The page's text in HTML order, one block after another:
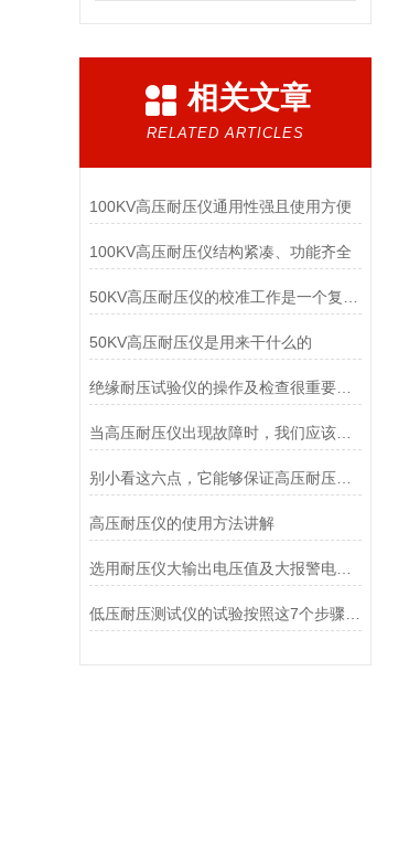
相关文章
RELATED ARTICLES
100KV高压耐压仪通用性强且使用方便
100KV高压耐压仪结构紧凑、功能齐全
50KV高压耐压仪是用来干什么的
绝缘耐压试验仪的操作及检查很重要，你得学会！
当高压耐压仪出现故障时，我们应该如何去解决呢?
别小看这六点，它能够保证高压耐压仪使用安全
高压耐压仪的使用方法讲解
选用耐压仪大输出电压值及大报警电流值要大于所需电压值和报警电流值